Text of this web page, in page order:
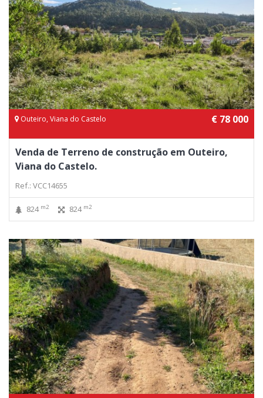
Outeiro, Viana do Castelo € 78 000
Venda de Terreno de construção em Outeiro,
Viana do Castelo.
Ref.: VCC14655
824 m2 824 m2